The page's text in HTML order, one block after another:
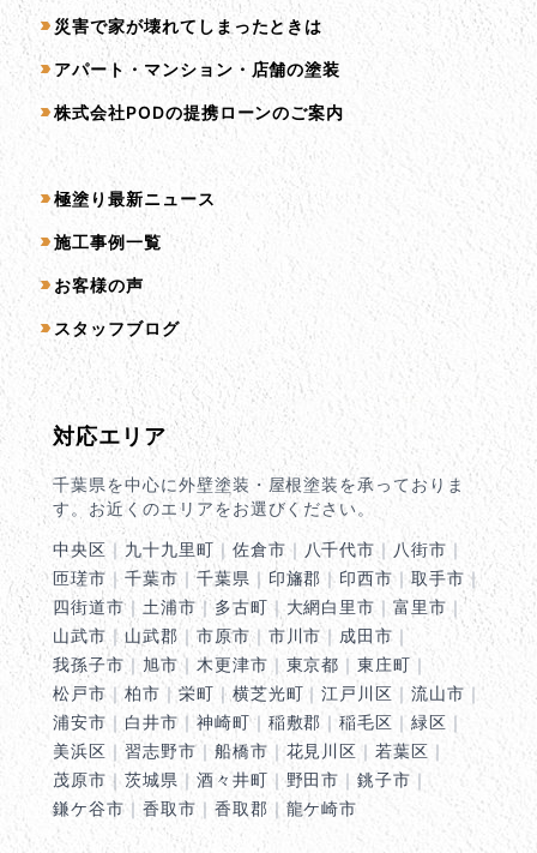
災害で家が壊れてしまったときは
アパート・マンション・店舗の塗装
株式会社PODの提携ローンのご案内
コンテンツ一覧
極塗り最新ニュース
施工事例一覧
お客様の声
スタッフブログ
対応エリア
千葉県を中心に外壁塗装・屋根塗装を承っておりま
す。お近くのエリアをお選びください。
中央区 ｜ 九十九里町 ｜ 佐倉市 ｜ 八千代市 ｜ 八街市 ｜
匝瑳市 ｜ 千葉市｜千葉県 ｜ 印旛郡 ｜ 印西市｜取手市 ｜
四街道市｜ 土浦市 ｜多古町 ｜ 大網白里市 ｜富里市 ｜
山武市 ｜ 山武郡 ｜ 市原市 ｜ 市川市 ｜ 成田市 ｜
我孫子市 ｜ 旭市｜ 木更津市 ｜ 東京都 ｜東庄町 ｜
松戸市 ｜ 柏市 ｜ 栄町 ｜ 横芝光町 ｜江戸川区 ｜流山市 ｜
浦安市 ｜ 白井市｜ 神崎町｜ 稲敷郡 ｜稲毛区 ｜緑区 ｜
美浜区 ｜ 習志野市｜ 船橋市 ｜花見川区 ｜若葉区 ｜
茂原市 ｜ 茨城県 ｜ 酒々井町 ｜野田市 ｜銚子市 ｜
鎌ケ谷市 ｜ 香取市 ｜ 香取郡 ｜ 龍ケ崎市